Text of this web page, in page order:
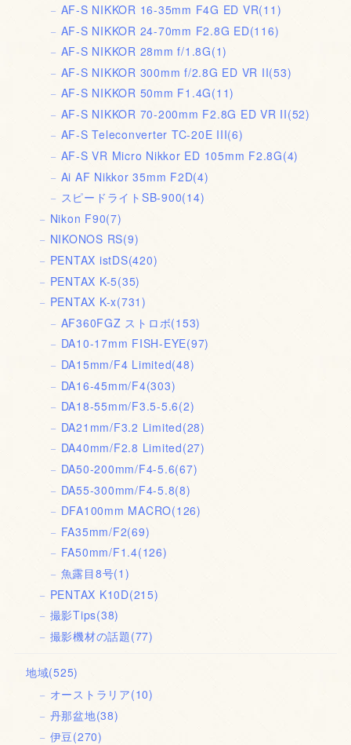
AF-S NIKKOR 16-35mm F4G ED VR(11)
AF-S NIKKOR 24-70mm F2.8G ED(116)
AF-S NIKKOR 28mm f/1.8G(1)
AF-S NIKKOR 300mm f/2.8G ED VR II(53)
AF-S NIKKOR 50mm F1.4G(11)
AF-S NIKKOR 70-200mm F2.8G ED VR II(52)
AF-S Teleconverter TC-20E III(6)
AF-S VR Micro Nikkor ED 105mm F2.8G(4)
Ai AF Nikkor 35mm F2D(4)
スピードライトSB-900(14)
Nikon F90(7)
NIKONOS RS(9)
PENTAX istDS(420)
PENTAX K-5(35)
PENTAX K-x(731)
AF360FGZ ストロボ(153)
DA10-17mm FISH-EYE(97)
DA15mm/F4 Limited(48)
DA16-45mm/F4(303)
DA18-55mm/F3.5-5.6(2)
DA21mm/F3.2 Limited(28)
DA40mm/F2.8 Limited(27)
DA50-200mm/F4-5.6(67)
DA55-300mm/F4-5.8(8)
DFA100mm MACRO(126)
FA35mm/F2(69)
FA50mm/F1.4(126)
魚露目8号(1)
PENTAX K10D(215)
撮影Tips(38)
撮影機材の話題 (77)
地域(525)
オーストラリア(10)
丹那盆地(38)
伊豆(270)